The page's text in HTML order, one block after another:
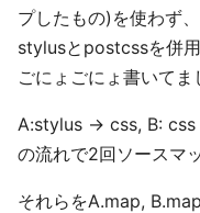
プしたもの)を使わず、
stylusとpostcssを併用
ごにょごにょ書いてま
A:stylus -> css, B:
の流れで2回ソースマ
それらをA.map,